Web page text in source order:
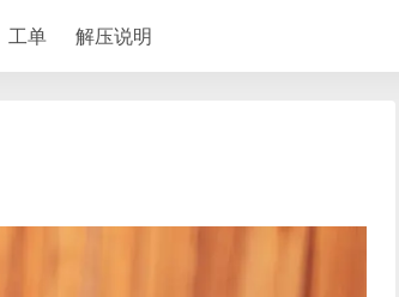
工单 解压说明